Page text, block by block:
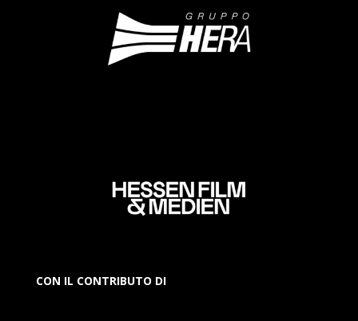
CON IL CONTRIBUTO DI